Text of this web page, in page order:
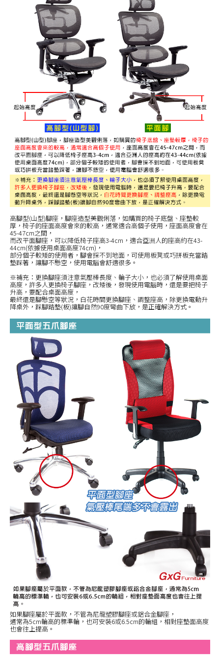
高腳型(山型)腳座，腳座造型美觀俐落，如購買的椅子底盤、座墊較
厚，椅子的座面高度會來的較高，通常適合高個子使用，座面高度會在
45-47cm之間，
而改平面腳座，可以降低椅子座高3-4cm，適合亞洲人的座高約在43-
44cm(依據使用桌面高度74cm)，
部分個子較矮的使用者，腳會採不到地面，可使用板凳或巧拼板充當踏
墊踩著，讓腳不懸空，使用電腦會舒適很多。
※補充：更換腳座須注意氣壓棒長度、輪子大小，也必須了解使用桌面
高度，許多人更換椅子腳座，改矮後，發現使用電腦時，還是要把椅子
升高，要配合桌面高度，
最終還是腳懸空等狀況，白花時間更換腳座、調整座高，除更換電動升
降桌外，踩腳踏墊(板)讓腳自然90度彎曲下放，是正確解決方式。
如果腳座屬於平面款，不管為尼龍塑膠腳座或鋁合金腳座，
通常為5cm輪高的標準輪，也可安裝6或6.5cm的輪組，相對座墊面高度
也會往上提高。